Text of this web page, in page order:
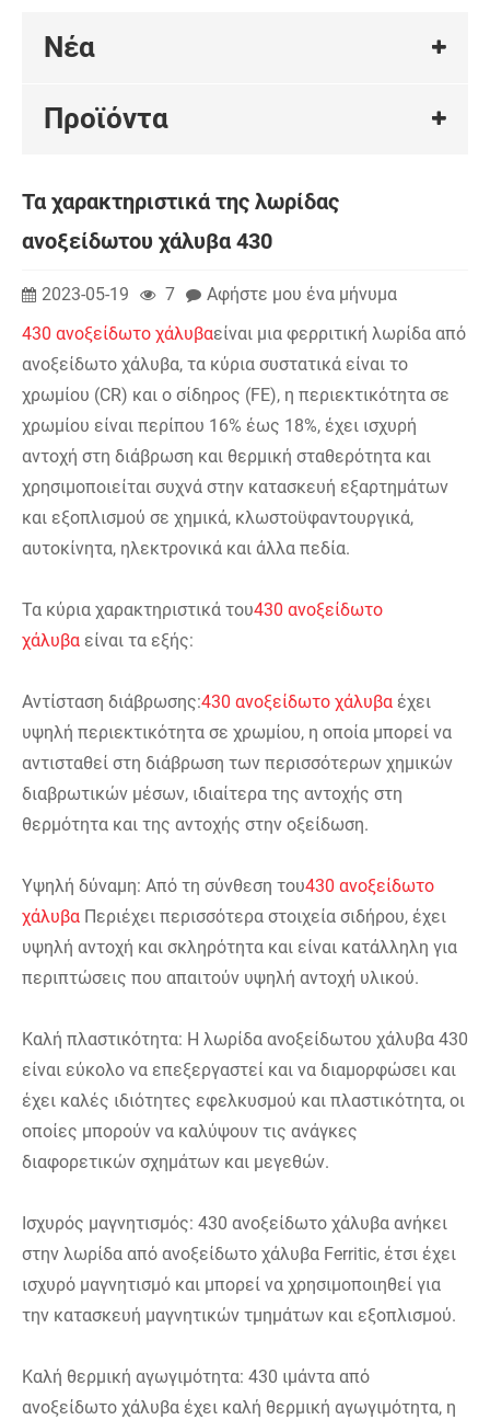
Νέα
Προϊόντα
Τα χαρακτηριστικά της λωρίδας
ανοξείδωτου χάλυβα 430
2023-05-19 7
Αφήστε μου ένα μήνυμα
430 ανοξείδωτο χάλυβαείναι μια φερριτική λωρίδα από
ανοξείδωτο χάλυβα, τα κύρια συστατικά είναι το
χρωμίου (CR) και ο σίδηρος (FE), η περιεκτικότητα σε
χρωμίου είναι περίπου 16% έως 18%, έχει ισχυρή
αντοχή στη διάβρωση και θερμική σταθερότητα και
χρησιμοποιείται συχνά στην κατασκευή εξαρτημάτων
και εξοπλισμού σε χημικά, κλωστοϋφαντουργικά,
αυτοκίνητα, ηλεκτρονικά και άλλα πεδία.
Τα κύρια χαρακτηριστικά του430 ανοξείδωτο
χάλυβα είναι τα εξής:
Αντίσταση διάβρωσης:430 ανοξείδωτο χάλυβα έχει
υψηλή περιεκτικότητα σε χρωμίου, η οποία μπορεί να
αντισταθεί στη διάβρωση των περισσότερων χημικών
διαβρωτικών μέσων, ιδιαίτερα της αντοχής στη
θερμότητα και της αντοχής στην οξείδωση.
Υψηλή δύναμη: Από τη σύνθεση του430 ανοξείδωτο
χάλυβα Περιέχει περισσότερα στοιχεία σιδήρου, έχει
υψηλή αντοχή και σκληρότητα και είναι κατάλληλη για
περιπτώσεις που απαιτούν υψηλή αντοχή υλικού.
Καλή πλαστικότητα: Η λωρίδα ανοξείδωτου χάλυβα 430
είναι εύκολο να επεξεργαστεί και να διαμορφώσει και
έχει καλές ιδιότητες εφελκυσμού και πλαστικότητα, οι
οποίες μπορούν να καλύψουν τις ανάγκες
διαφορετικών σχημάτων και μεγεθών.
Ισχυρός μαγνητισμός: 430 ανοξείδωτο χάλυβα ανήκει
στην λωρίδα από ανοξείδωτο χάλυβα Ferritic, έτσι έχει
ισχυρό μαγνητισμό και μπορεί να χρησιμοποιηθεί για
την κατασκευή μαγνητικών τμημάτων και εξοπλισμού.
Καλή θερμική αγωγιμότητα: 430 ιμάντα από
ανοξείδωτο χάλυβα έχει καλή θερμική αγωγιμότητα, η